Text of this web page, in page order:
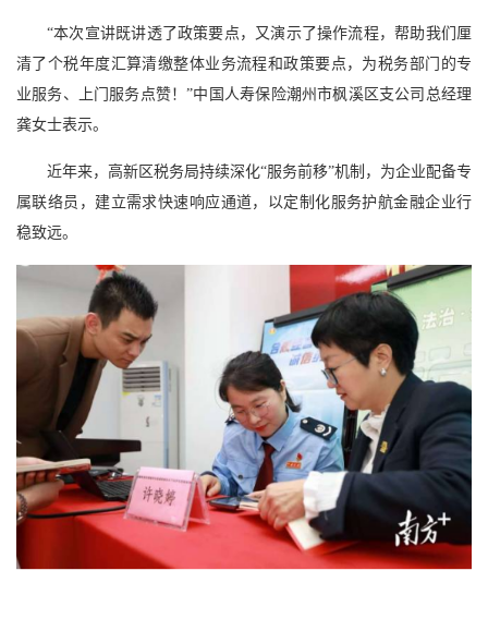
“本次宣讲既讲透了政策要点，又演示了操作流程，帮助我们厘
清了个税年度汇算清缴整体业务流程和政策要点，为税务部门的专
业服务、上门服务点赞！”中国人寿保险潮州市枫溪区支公司总经理
龚女士表示。
近年来，高新区税务局持续深化“服务前移”机制，为企业配备专
属联络员，建立需求快速响应通道，以定制化服务护航金融企业行
稳致远。